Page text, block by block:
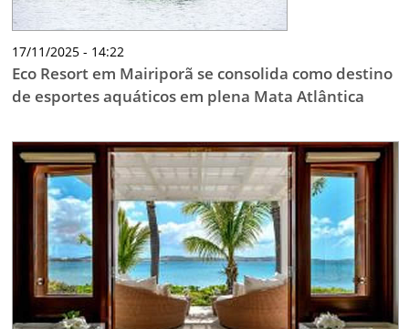
17/11/2025 - 14:22
Eco Resort em Mairiporã se consolida como destino
de esportes aquáticos em plena Mata Atlântica